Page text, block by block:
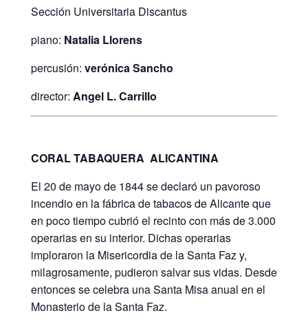
Sección Universitaria Discantus
piano: Natalia Llorens
percusión: verónica Sancho
director: Angel L. Carrillo
CORAL TABAQUERA ALICANTINA
El 20 de mayo de 1844 se declaró un pavoroso
incendio en la fábrica de taba­cos de Alicante que
en poco tiempo cubrió el recinto con más de 3.000
ope­rarias en su interior. Dichas operarias
imploraron la Misericordia de la Santa Faz y,
milagrosamente, pudieron salvar sus vidas. Desde
entonces se celebra una Santa Misa anual en el
Monasterio de la Santa Faz.